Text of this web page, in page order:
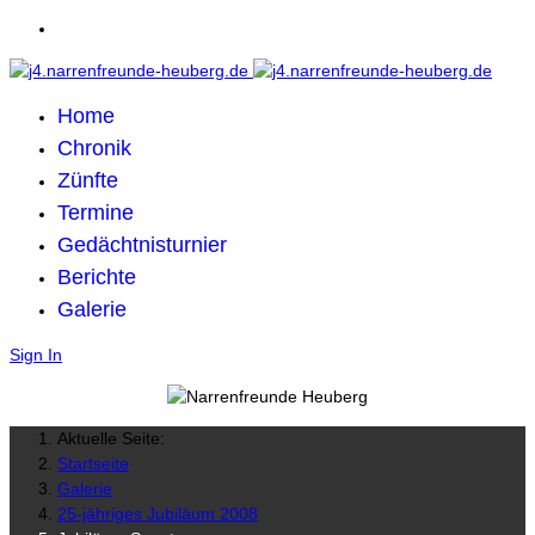
Home
Chronik
Zünfte
Termine
Gedächtnisturnier
Berichte
Galerie
Sign In
Aktuelle Seite:
Startseite
Galerie
25-jähriges Jubiläum 2008